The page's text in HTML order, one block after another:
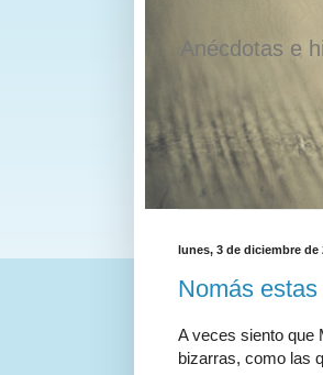
Anécdotas e
lunes, 3 de diciembre de
Nomás
A veces siento que
bizarras, como las